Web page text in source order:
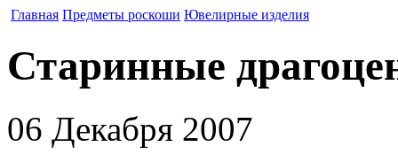
Главная Предметы роскоши Ювелирные изделия
Старинные
06 Декабря 2007